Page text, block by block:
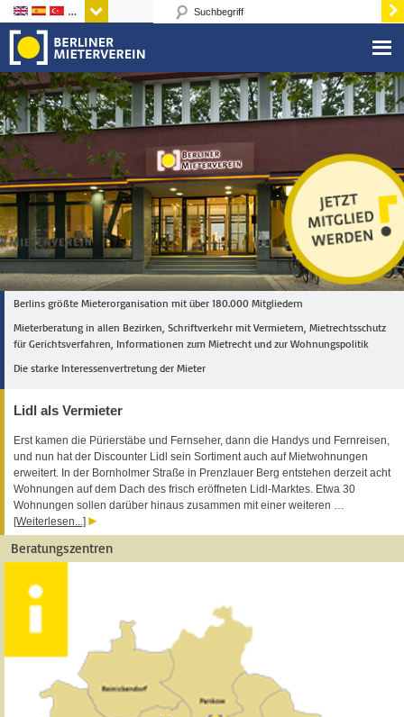
Sprachen
Berlins größte Mieterorganisation mit über 180.000 Mitgliedern
Mieterberatung in allen Bezirken, Schriftverkehr mit Vermietern, Mietrechtsschutz
für Gerichtsverfahren, Informationen zum Mietrecht und zur Wohnungspolitik
Die starke Interessenvertretung der Mieter
Lidl als Vermieter
Erst kamen die Pürierstäbe und Fernseher, dann die Handys und Fernreisen,
und nun hat der Discounter Lidl sein Sortiment auch auf Mietwohnungen
erweitert. In der Bornholmer Straße in Prenzlauer Berg entstehen derzeit acht
Wohnungen auf dem Dach des frisch eröffneten Lidl-Marktes. Etwa 30
Wohnungen sollen darüber hinaus zusammen mit einer weiteren …
[Weiterlesen...]
Beratungszentren